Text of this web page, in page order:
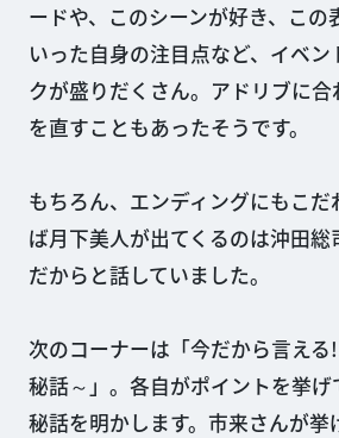
ードや、このシーンが好き、この
いった自身の注目点など、イベン
クが盛りだくさん。アドリブに
を直すこともあったそうです。
もちろん、エンディングにもこだ
ば月下美人が出てくるのは沖田
だからと話していました。
次のコーナーは「今だから言え
秘話～」。各自がポイントを挙
秘話を明かします。市来さんが挙